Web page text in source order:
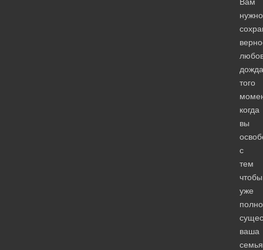
нужно
того
когда
вы
с
тем
чтобы
уже
ваша